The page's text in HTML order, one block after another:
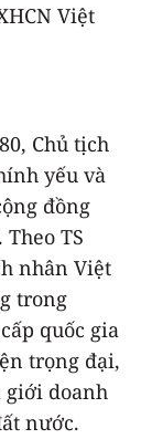
Việt
Chủ tịch
yếu và
đồng
TS
nhân Việt
trong
quốc gia
trọng đại,
giới doanh
nước.